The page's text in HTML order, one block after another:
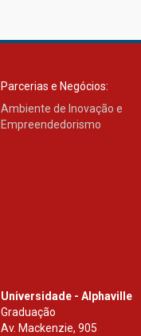
Parcerias e Negócios:
Ambiente de Inovação e
Empreendedorismo
Universidade - Alphaville
Graduação
Av. Mackenzie, 905